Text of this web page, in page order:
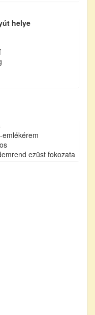
helye
emlékérem
ezüst fokozata